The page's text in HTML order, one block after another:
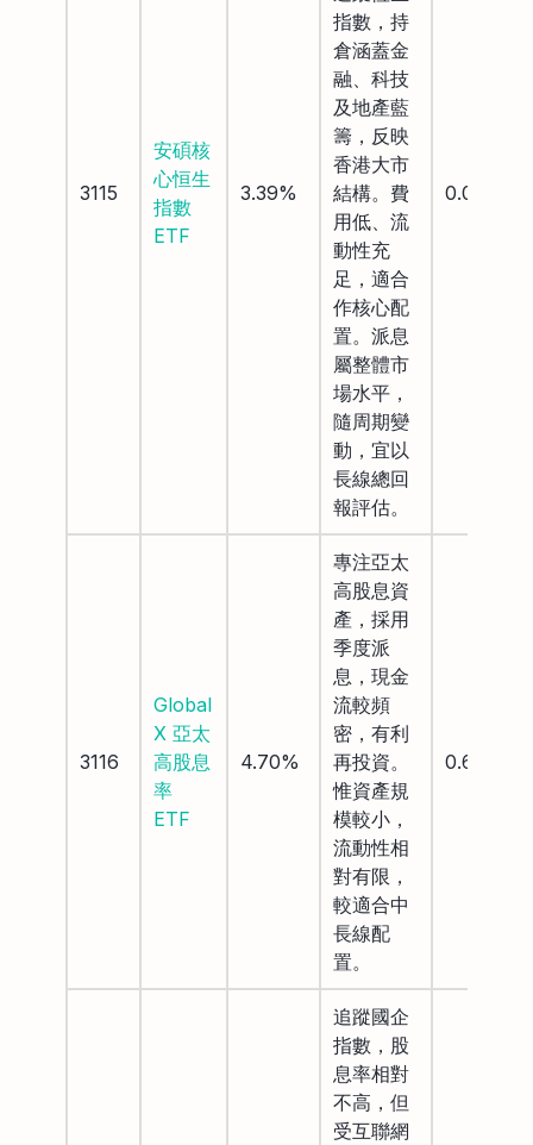
3115
安碩核
心恒生
指數
ETF
3.39%
指數，持
倉涵蓋金
融、科技
及地產藍
籌，反映
香港大市
結構。費
用低、流
動性充
足，適合
作核心配
置。派息
屬整體市
場水平，
隨周期變
動，宜以
長線總回
報評估。
0.09%
3116
Global
X 亞太
高股息
率
ETF
4.70%
專注亞太
高股息資
產，採用
季度派
息，現金
流較頻
密，有利
再投資。
惟資產規
模較小，
流動性相
對有限，
較適合中
長線配
置。
0.68%
追蹤國企
指數，股
息率相對
不高，但
受互聯網